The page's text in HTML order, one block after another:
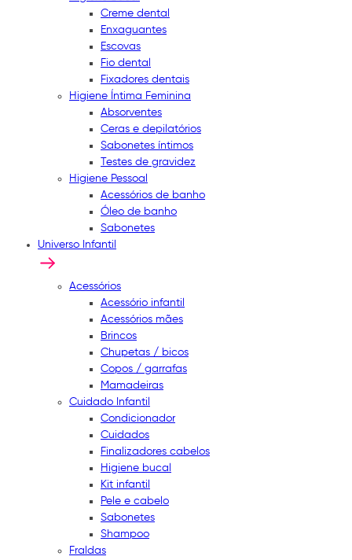
Creme dental
Enxaguantes
Escovas
Fio dental
Fixadores dentais
Higiene Íntima Feminina
Absorventes
Ceras e depilatórios
Sabonetes íntimos
Testes de gravidez
Higiene Pessoal
Acessórios de banho
Óleo de banho
Sabonetes
Universo Infantil
Acessórios
Acessório infantil
Acessórios mães
Brincos
Chupetas / bicos
Copos / garrafas
Mamadeiras
Cuidado Infantil
Condicionador
Cuidados
Finalizadores cabelos
Higiene bucal
Kit infantil
Pele e cabelo
Sabonetes
Shampoo
Fraldas